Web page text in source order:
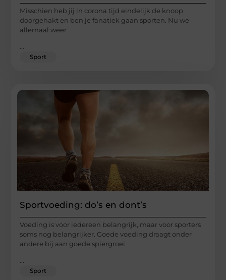
Misschien heb jij in corona tijd eindelijk de knoop
doorgehakt en ben je fanatiek gaan sporten. Nu we
allemaal weer
Sport
Sportvoeding: do’s en dont’s
Voeding is voor iedereen belangrijk, maar voor sporters
soms nog belangrijker. Goede voeding draagt onder
andere bij aan goede spiergroei
...
Sport